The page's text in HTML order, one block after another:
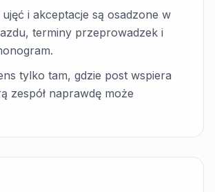
i akceptacje są osadzone w
terminy przeprowadzek i
tylko tam, gdzie post wspiera
zespół naprawdę może